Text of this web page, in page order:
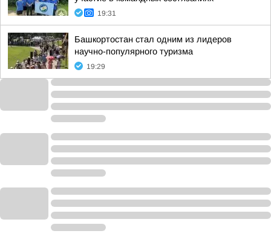
19:31
Башкортостан стал одним из лидеров
научно-популярного туризма
19:29